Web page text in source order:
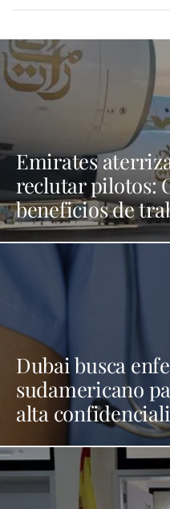
Emirates
reclutar pilotos:
beneficios de
Dubai busca
sudamericano
alta